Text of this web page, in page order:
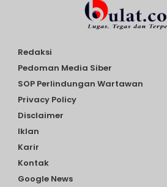
Redaksi
Pedoman Media Siber
SOP Perlindungan Wartawan
Privacy Policy
Disclaimer
Iklan
Karir
Kontak
Google News